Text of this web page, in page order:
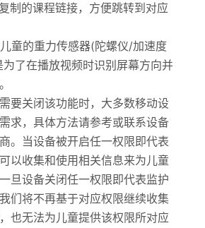
制的课程链接，方便跳转到对应
儿童的重力传感器(陀螺仪/加速度
了在播放视频时识别屏幕方向并
要关闭该功能时，大多数移动设
求，具体方法请参考或联系设备
。当设备被开启任一权限即代表
以收集和使用相关信息来为儿童
旦设备关闭任一权限即代表监护
们将不再基于对应权限继续收集
也无法为儿童提供该权限所对应